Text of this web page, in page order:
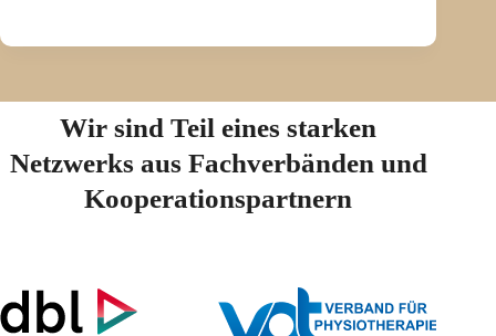
Wir sind Teil eines starken
Netzwerks aus Fachverbänden und
Kooperationspartnern